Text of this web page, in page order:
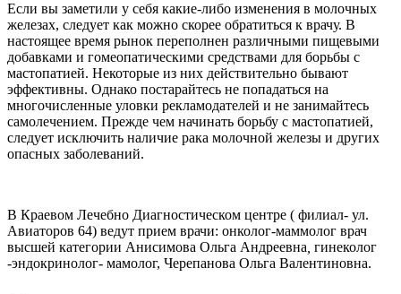
Если вы заметили у себя какие-либо изменения в молочных
железах, следует как можно скорее обратиться к врачу. В
настоящее время рынок переполнен различными пищевыми
добавками и гомеопатическими средствами для борьбы с
мастопатией. Некоторые из них действительно бывают
эффективны. Однако постарайтесь не попадаться на
многочисленные уловки рекламодателей и не занимайтесь
самолечением. Прежде чем начинать борьбу с мастопатией,
следует исключить наличие рака молочной железы и других
опасных заболеваний.
В Краевом Лечебно Диагностическом центре ( филиал- ул.
Авиаторов 64) ведут прием врачи: онколог-маммолог врач
высшей категории Анисимова Ольга Андреевна гинеколог
-эндокринолог- мамолог, Черепанова Ольга Валентиновна.